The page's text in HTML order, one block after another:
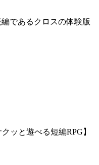
であるクロスの体験版
ッと遊べる短編RPG】